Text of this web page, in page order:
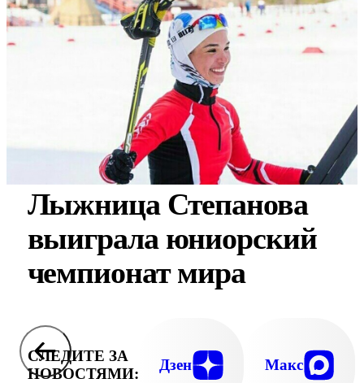
Лыжница Степанова
выиграла юниорский
чемпионат мира
СЛЕДИТЕ ЗА
НОВОСТЯМИ:
Дзен Макс